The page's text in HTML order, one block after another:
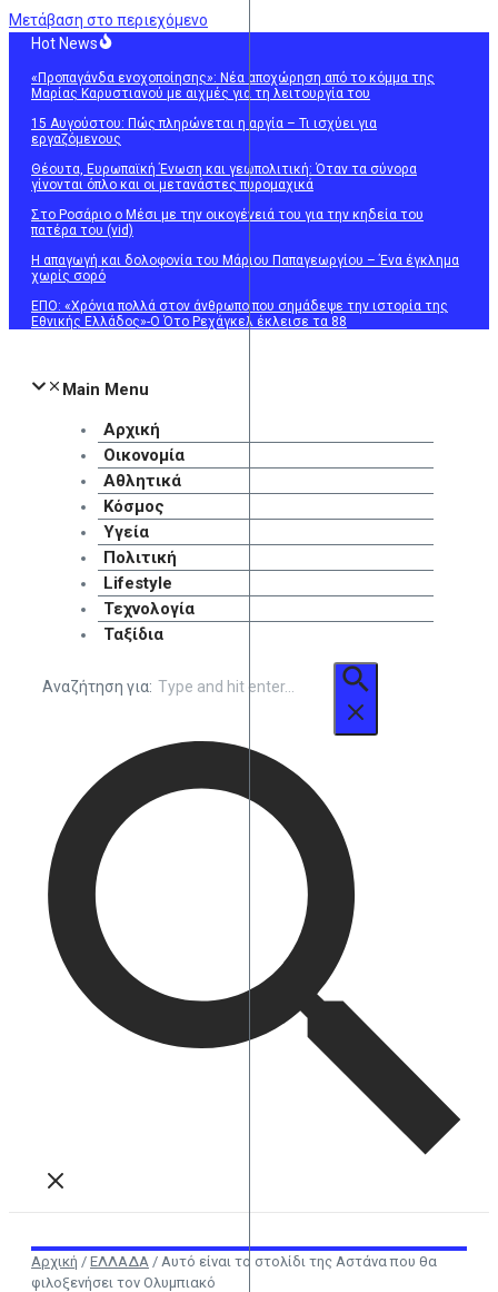
Μετάβαση στο περιεχόμενο
Hot News
«Προπαγάνδα ενοχοποίησης»: Νέα αποχώρηση από το κόμμα της
Μαρίας Καρυστιανού με αιχμές για τη λειτουργία του
15 Αυγούστου: Πώς πληρώνεται η αργία – Τι ισχύει για
εργαζόμενους
Θέουτα, Ευρωπαϊκή Ένωση και γεωπολιτική: Όταν τα σύνορα
γίνονται όπλο και οι μετανάστες πυρομαχικά
Στο Ροσάριο ο Μέσι με την οικογένειά του για την κηδεία του
πατέρα του (vid)
Η απαγωγή και δολοφονία του Μάριου Παπαγεωργίου – Ένα έγκλημα
χωρίς σορό
ΕΠΟ: «Χρόνια πολλά στον άνθρωπο που σημάδεψε την ιστορία της
Εθνικής Ελλάδος»-Ο Ότο Ρεχάγκελ έκλεισε τα 88
Main Menu
Αρχική
Οικονομία
Αθλητικά
Κόσμος
Υγεία
Πολιτική
Lifestyle
Τεχνολογία
Ταξίδια
Αναζήτηση για:
Αρχική / ΕΛΛΑΔΑ / Αυτό είναι το στολίδι της Αστάνα που θα
φιλοξενήσει τον Ολυμπιακό